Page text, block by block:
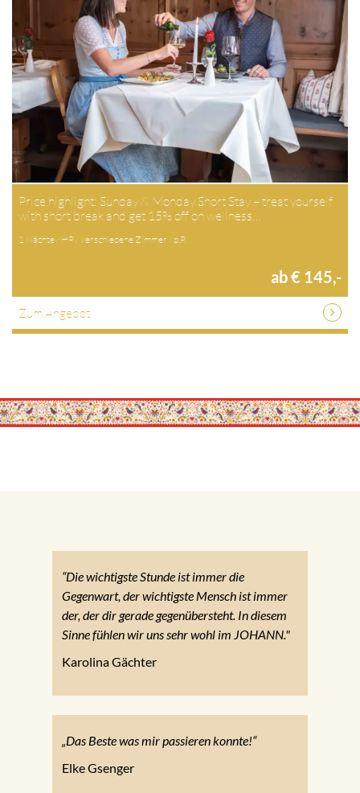
Price highlight: Sunday & Monday Short Stay – treat yourself
with short break and get 15% off on wellness…
1 Nächte / HP / verschiedene Zimmer / p.P.
ab € 145,-
Zum Angebot
“Die wichtigste Stunde ist immer die
Gegenwart, der wichtigste Mensch ist immer
der, der dir gerade gegenübersteht. In diesem
Sinne fühlen wir uns sehr wohl im JOHANN."
Karolina Gächter
„Das Beste was mir passieren konnte!“
Elke Gsenger